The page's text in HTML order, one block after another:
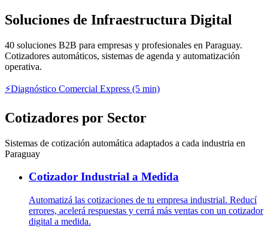
Soluciones de Infraestructura Digital
40 soluciones B2B para empresas y profesionales en Paraguay.
Cotizadores automáticos, sistemas de agenda y automatización
operativa.
⚡Diagnóstico Comercial Express (5 min)
Cotizadores por Sector
Sistemas de cotización automática adaptados a cada industria en
Paraguay
Cotizador Industrial a Medida
Automatizá las cotizaciones de tu empresa industrial. Reducí
errores, acelerá respuestas y cerrá más ventas con un cotizador
digital a medida.